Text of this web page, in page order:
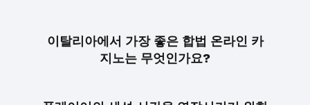
이탈리아에서 가장 좋은 합법 온라인 카
지노는 무엇인가요?